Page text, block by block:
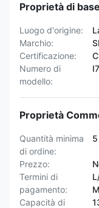
Proprietà di base
Luogo d'origine:
Marchio:
Certificazione:
Numero di
modello:
Proprietà
Quantità minima
di ordine:
Prezzo:
Termini di
pagamento:
Capacità di